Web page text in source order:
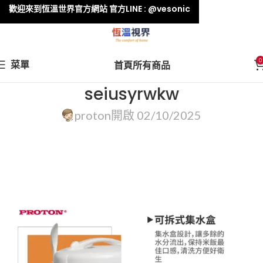
菜單 首頁所有商品 0
seiusyrwkw
proton開啟 02/10/2025
歡迎來到恆溫世界官方網站 官方LINE : @vesonic